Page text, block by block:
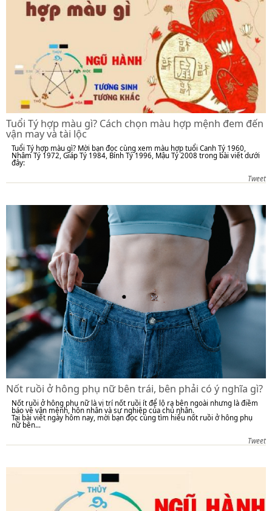
Tuổi Tý hợp màu gì? Cách chọn màu hợp mệnh đem đến
vận may và tài lộc
Tuổi Tý hợp màu gì? Mời bạn đọc cùng xem màu hợp tuổi Canh Tý 1960,
Nhâm Tý 1972, Giáp Tý 1984, Bính Tý 1996, Mậu Tý 2008 trong bài viết dưới
đây:
Tweet
Nốt ruồi ở hông phụ nữ bên trái, bên phải có ý nghĩa gì?
Nốt ruồi ở hông phụ nữ là vị trí nốt ruồi ít để lộ ra bên ngoài nhưng là điềm
báo về vận mệnh, hôn nhân và sự nghiệp của chủ nhân.
Tại bài viết ngày hôm nay, mời bạn đọc cùng tìm hiểu nốt ruồi ở hông phụ
nữ bên...
Tweet